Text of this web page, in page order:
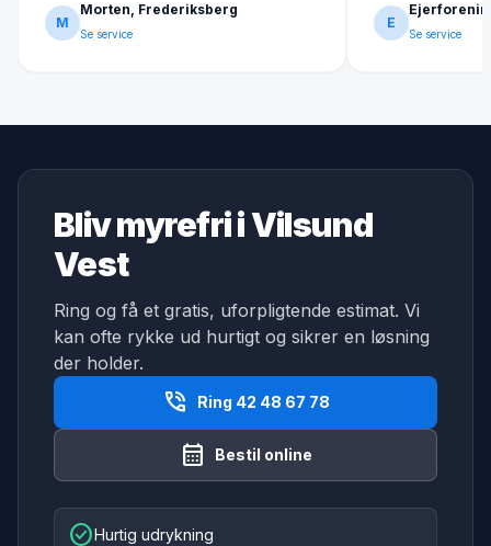
M
Morten, Frederiksberg
Se service
E
Se service
Bliv myrefri i Vilsund
Vest
Ring og få et gratis, uforpligtende estimat. Vi
kan ofte rykke ud hurtigt og sikrer en løsning
der holder.
phone_in_talk Ring 42 48 67 78
calendar_month Bestil online
check_circleHurtig udrykning